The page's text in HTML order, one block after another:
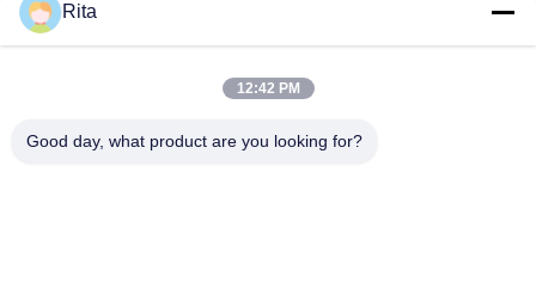
ST7 ST6 KG5 KG6+H13 Koud gevormde matrijzen, met
zeshoekige koolstofnutvormende matrijzen
Wolfraamcarbide-schimmel met koude kop die spiegel
Rita
12:42 PM
Good day, what product are you looking for?